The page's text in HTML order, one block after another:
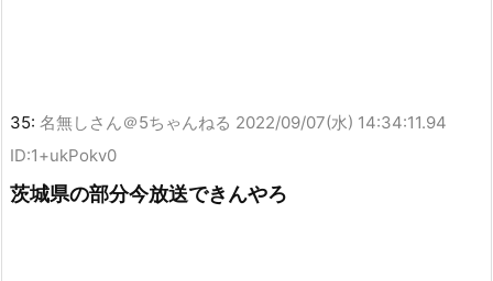
35: 名無しさん＠5ちゃんねる 2022/09/07(水) 14:34:11.94
ID:1+ukPokv0
茨城県の部分今放送できんやろ